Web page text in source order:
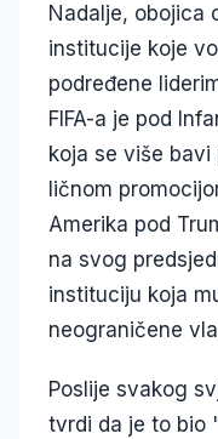
Nadalje, obojica
institucije koje
podređene
FIFA-a je pod
koja se više
ličnom
Amerika pod
na svog
instituciju koja
neograničene
Poslije svakog
tvrdi da je to bio